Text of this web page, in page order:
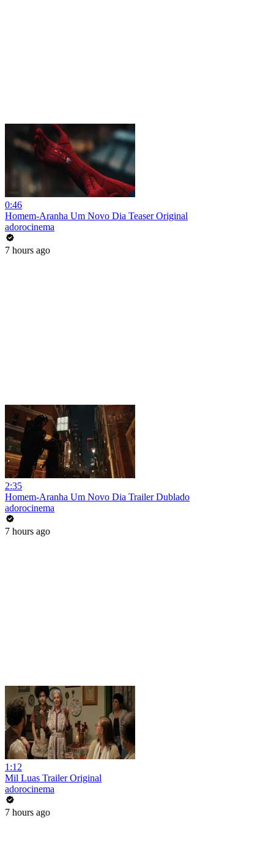
0:46
Homem-Aranha Um Novo Dia Teaser Original
adorocinema
7 hours ago
2:35
Homem-Aranha Um Novo Dia Trailer Dublado
adorocinema
7 hours ago
1:12
Mil Luas Trailer Original
adorocinema
7 hours ago